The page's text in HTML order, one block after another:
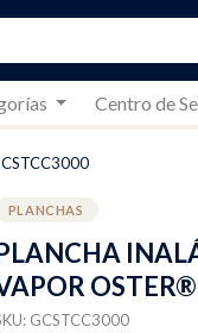
Centro de
PLANCHAS
GCSTCC3000